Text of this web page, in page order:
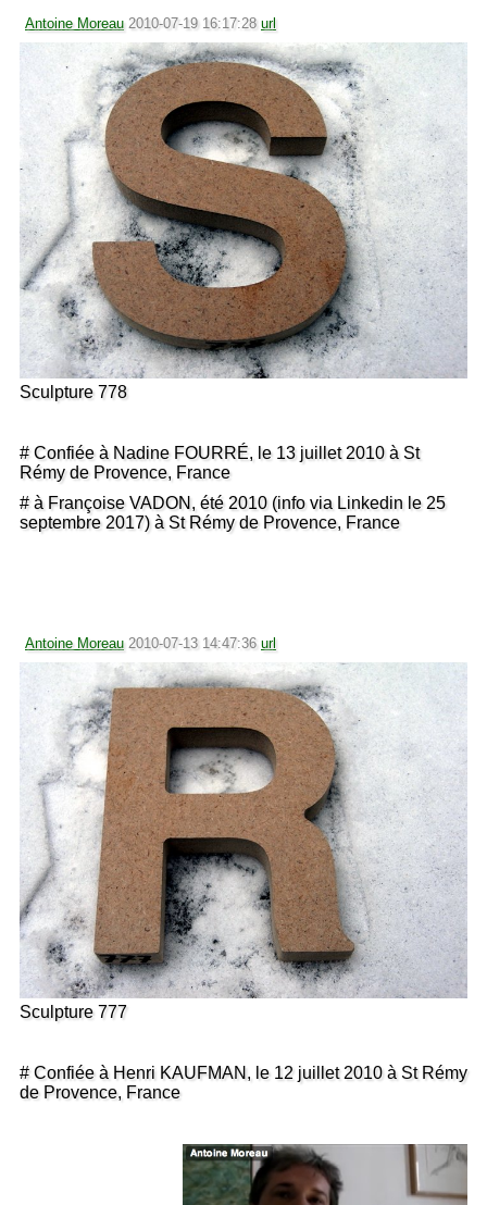
Antoine Moreau 2010-07-19 16:17:28 url
Sculpture 778
# Confiée à Nadine FOURRÉ, le 13 juillet 2010 à St
Rémy de Provence, France
# à Françoise VADON, été 2010 (info via Linkedin le 25
septembre 2017) à St Rémy de Provence, France
Antoine Moreau 2010-07-13 14:47:36 url
Sculpture 777
# Confiée à Henri KAUFMAN, le 12 juillet 2010 à St Rémy
de Provence, France